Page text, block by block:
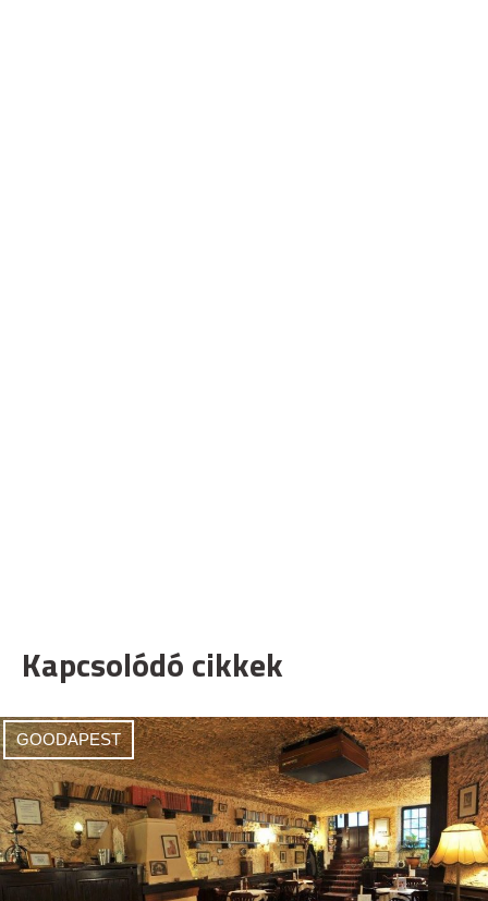
Kapcsolódó cikkek
GOODAPEST